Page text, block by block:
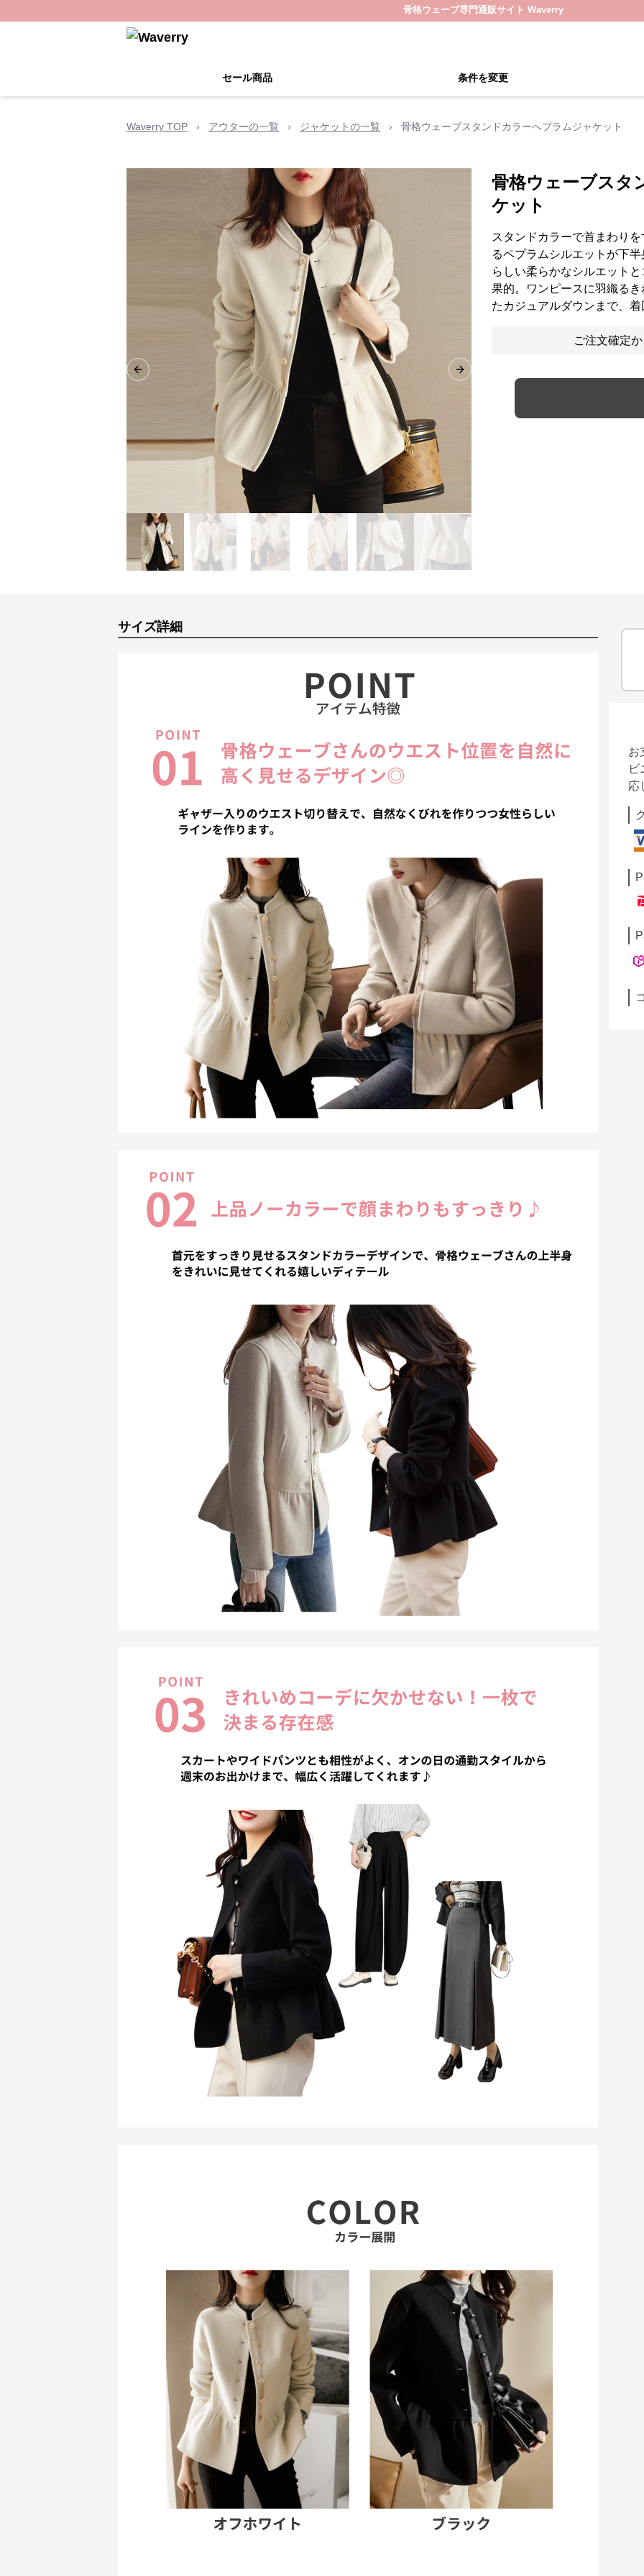
骨格ウェーブ専門通販サイト Waverry
セール商品 条件を変更
Waverry TOP › アウターの一覧 › ジャケットの一覧 › 骨格ウェーブスタンドカラーへプラムジャケット
Previous slide Next slide
骨格ウェーブスタ
ケット
スタンドカラーで首まわり
るペプラムシルエットが下
らしい柔らかなシルエット
果的。ワンピースに羽織る
たカジュアルダウンまで、着
ご注文確定
サイズ詳細
お
ビ
応